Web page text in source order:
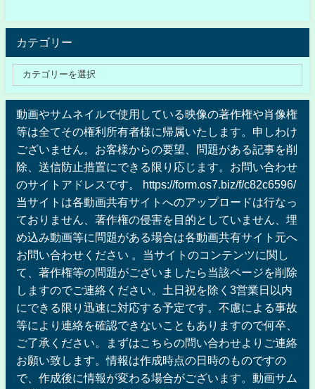
カテゴリー
動画やサムネイルで使用している映像の著作権や肖像権
等は全てその権利所有者様に帰属いたします。申しわけ
ございません。お客様からの要望、問題がある記事を削
除、送信防止措置にできる限り応じます。お問い合わせ
のサイトアドレスです。 https://form.os7.biz/f/c82c6596/
当サイトは各動画共有サイトへのアップロードは行なっ
ておりません、著作権の侵害を目的としていません、埋
め込み動画等に問題がある場合は各動画共有サイト元へ
お問い合わせください 。当サイトのコンテンツに関し
て、著作権等の問題がございましたら当該ページを削除
しますのでご連絡ください。土日祝を除く3営業日以内
にできる限り迅速に対応する予定です。不慮による事故
等により連絡を確認できないこともありますので何卒、
ご了承ください。まずはこちらの問い合わせよりご連絡
お願い致します。情報は作成時点の日時のものですの
で、作成後に情報が変わる場合がございます。動画サム